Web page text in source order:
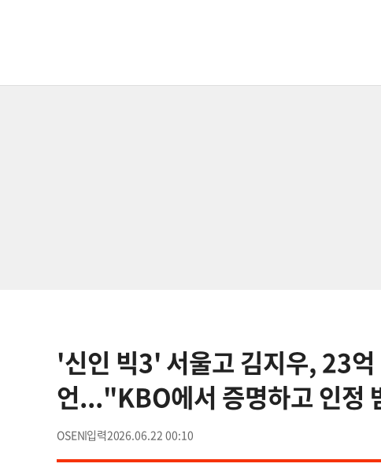
'신인 빅3' 서울고 김지우, 23
언..."KBO에서 증명하고 인정
OSEN 2026.06.22 00:10